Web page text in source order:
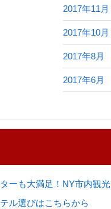
2017年11月
2017年10月
2017年8月
2017年6月
ーも大満足！NY市内観光
ル選びはこちらから